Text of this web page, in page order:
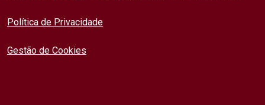
Política de Privacidade
Gestão de Cookies